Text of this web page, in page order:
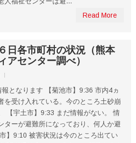
Read More
日各市町村の状況（熊本
アセンター調べ）
となります 【菊池市】9:36 市内4ヵ
を受け入れている。今のところ土砂崩
【宇土市】9:33 まだ情報がない。 情
ターが避難所になっており、何人か避
】9:10 被害状況は今のところ出てい